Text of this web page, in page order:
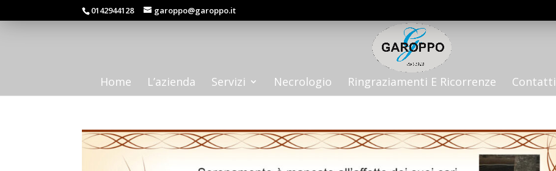
0142944128 garoppo@garoppo.it
Home L’azienda Servizi Necrologio Ringraziamenti E Ricorrenze Contatti